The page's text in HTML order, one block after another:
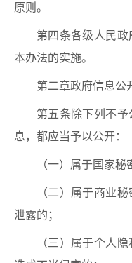
原则。
第四条各级人民
本办法的实施。
第二章政府信息公
第五条除下列不
息，都应当予以公开：
（一）属于国家秘
（二）属于商业
泄露的；
（三）属于个人